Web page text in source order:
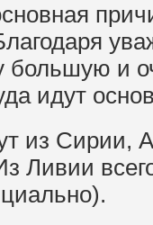
и
идут
из Сирии,
Ливии